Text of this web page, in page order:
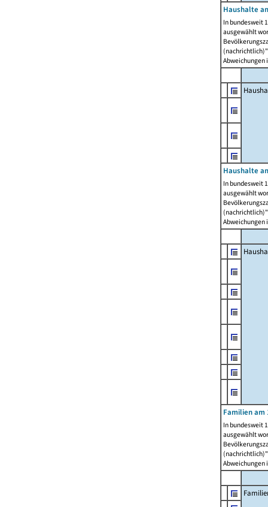
Haushalte
In bundesweit
ausgewählt
Abweichungen
Haushalte
In bundesweit
ausgewählt
Abweichungen
Familien am
In bundesweit
ausgewählt
Abweichungen